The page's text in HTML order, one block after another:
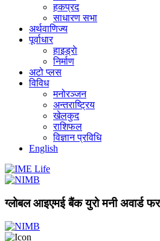
हकप्रद
साधारण सभा
अर्थवाणिज्य
पूर्वाधार
हाइड्राे
निर्माण
अटो प्लस
विविध
मनोरञ्जन
अन्तराष्ट्रिय
खेलकुद
राशिफल
विज्ञान प्रविधि
English
ग्लोबल आइएमई बैंक युरो मनी अवार्ड